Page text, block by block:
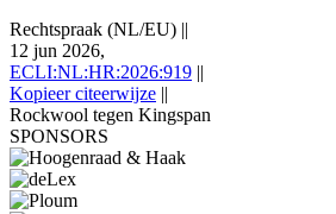
Rechtspraak (NL/EU) ||
12 jun 2026,
ECLI:NL:HR:2026:919 ||
Kopieer citeerwijze ||
Rockwool tegen Kingspan
SPONSORS